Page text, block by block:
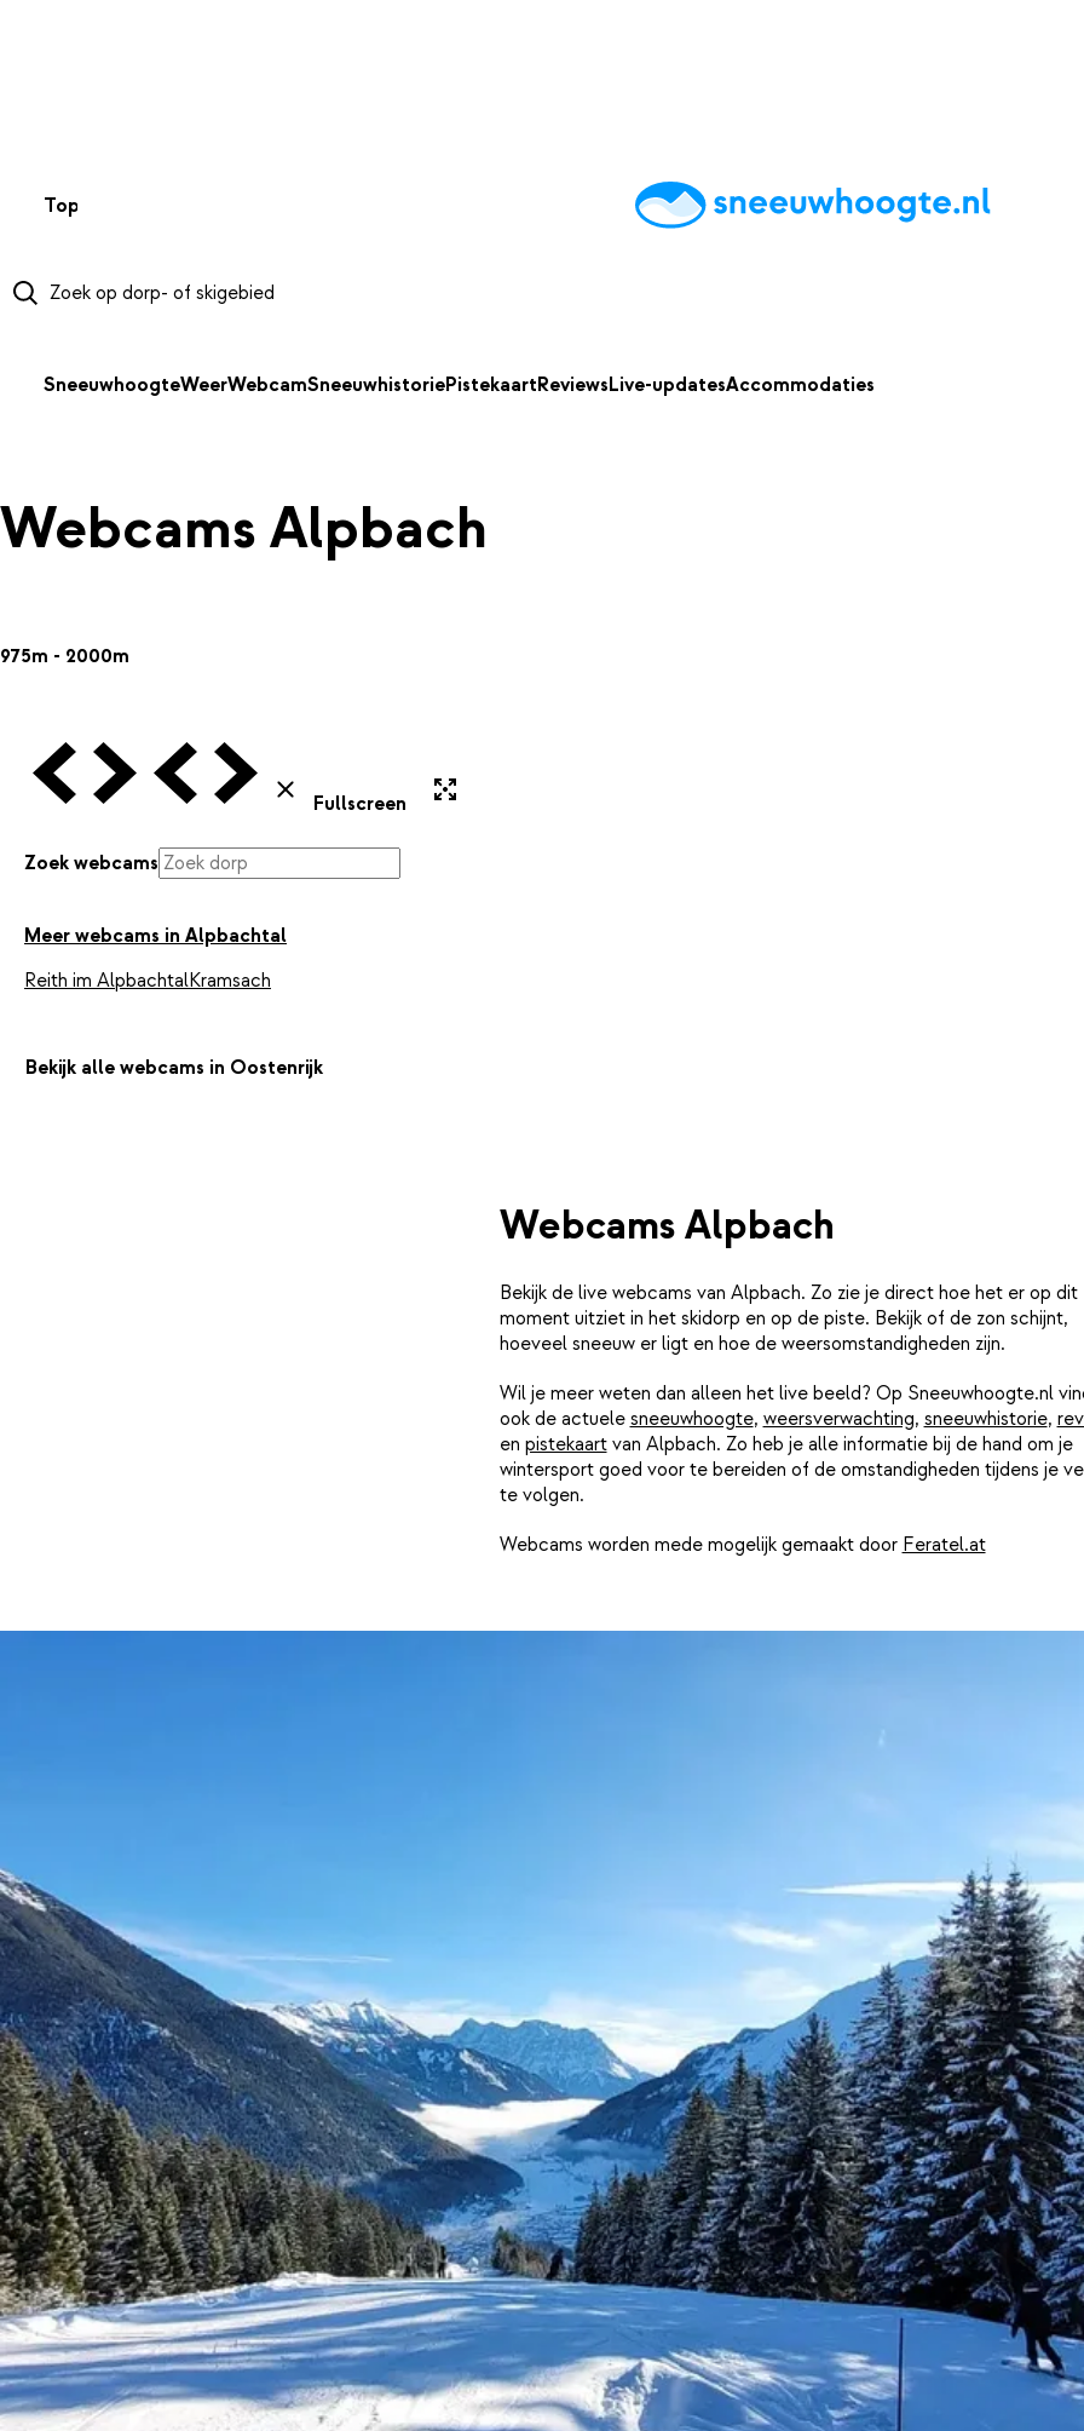
Top 50 AccommodatiesTipsReviewsLive updatesApp
SneeuwhoogteWeerWebcamSneeuwhistoriePistekaartReviewsLive-updatesAccommodaties
Webcams Alpbach
975m - 2000m
Vorige Webcam
Volgende Webcam
Vorige Webcam
Volgende Webcam
Sluiten
Fullscreen
Zoek webcams
Meer webcams in Alpbachtal
Reith im AlpbachtalKramsach
Bekijk alle webcams in Oostenrijk
Webcams Alpbach
Bekijk de live webcams van Alpbach. Zo zie je direct hoe het er op dit
moment uitziet in het skidorp en op de piste. Bekijk of de zon schijnt,
hoeveel sneeuw er ligt en hoe de weersomstandigheden zijn.
Wil je meer weten dan alleen het live beeld? Op Sneeuwhoogte.nl
ook de actuele sneeuwhoogte, weersverwachting, sneeuwhistorie,
en pistekaartvan Alpbach. Zo heb je alle informatie bij de hand om je
wintersport goed voor te bereiden of de omstandigheden tijdens je
te volgen.
Webcams worden mede mogelijk gemaakt door Feratel.at